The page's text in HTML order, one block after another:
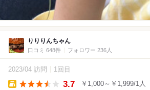
りりりんちゃん
口コミ 648件 フォロワー 236人
2023/04 訪問 1回目
3.7 ￥1,000～￥1,999/1人